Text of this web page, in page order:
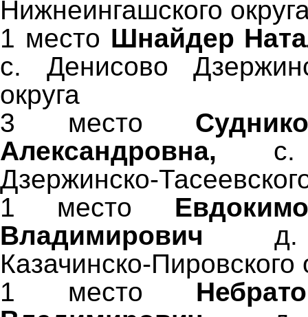
Нижнеингашского
1 место Шнайдер
с. Денисово
округа
3 место
Александровна,
Дзержинско-
1 место
Владимирович
Казачинско-Пировского
1 место